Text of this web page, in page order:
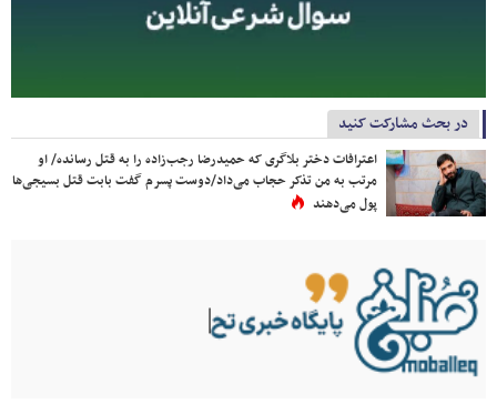
در بحث مشارکت کنید
اعترافات دختر بلاگری که حمیدرضا رجب‌زاده را به قتل رسانده/ او
مرتب به من تذکر حجاب می‌داد/دوست پسرم گفت بابت قتل بسیجی‌ها
پول می‌دهند